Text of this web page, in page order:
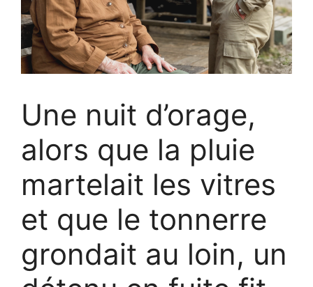
Une nuit d’orage,
alors que la pluie
martelait les vitres
et que le tonnerre
grondait au loin, un